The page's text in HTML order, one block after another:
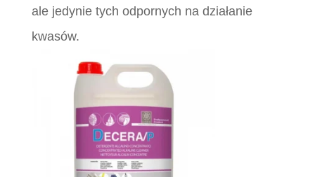
ale jedynie tych odpornych na działanie
kwasów.